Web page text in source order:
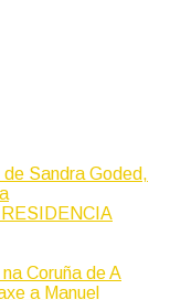
Sandra Goded,
RESIDENCIA
Coruña de A
a Manuel